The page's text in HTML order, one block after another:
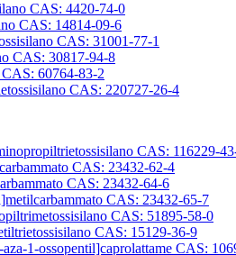
CAS: 4420-74-0
CAS: 14814-09-6
CAS: 31001-77-1
CAS: 30817-94-8
60764-83-2
CAS: 220727-26-4
CAS: 116229-
CAS: 23432-62-4
CAS: 23432-64-6
CAS: 23432-65-7
CAS: 51895-58-0
CAS: 15129-36-9
1-ossopentil]caprolattame CAS: